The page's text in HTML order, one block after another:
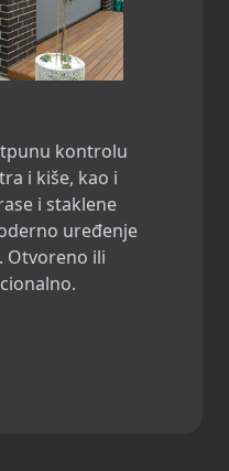
kontrolu
i kiše, kao i
i staklene
uređenje
Otvoreno ili